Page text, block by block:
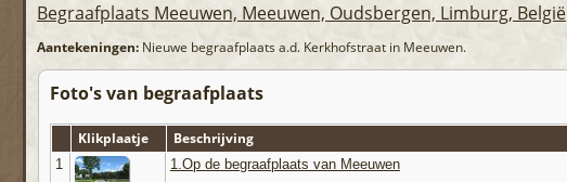
Begraafplaats Meeuwen, Meeuwen, Oudsbergen, Limburg, België
Aantekeningen: Nieuwe begraafplaats a.d. Kerkhofstraat in Meeuwen.
Foto's van begraafplaats
Klikplaatje Beschrijving
1 1.Op de begraafplaats van Meeuwen